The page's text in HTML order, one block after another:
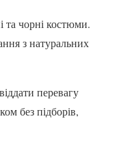
та чорні костюми.
з натуральних
перевагу
без підборів,